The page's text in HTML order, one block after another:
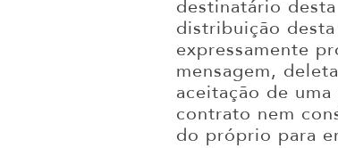
destinatário
distribuição
expressamente
mensagem,
aceitação de
contrato nem
do próprio para